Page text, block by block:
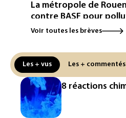
La métropole de
contre BASF pour
Canicule: à l'arrêt
réseau
Véhicules de livraison
France ouvre la voie à
homologation
Voir toutes les brèves
Les + vus Les + commentés
8 réactions